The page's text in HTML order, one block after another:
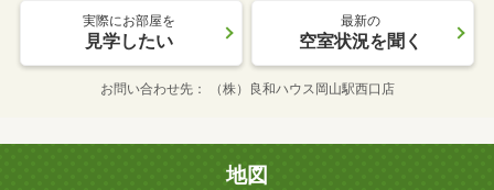
実際にお部屋を
見学したい
最新の
空室状況を聞く
お問い合わせ先 （株）良和ハウス岡山駅西口店
地図